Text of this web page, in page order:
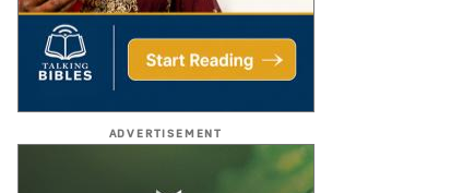
ADVERTISEMENT